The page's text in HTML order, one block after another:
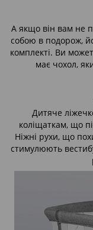
А якщо він вам не
собою в подорож,
комплекті. Ви
має чохол,
Дитяче
коліщаткам, що
Ніжні рухи, що
стимулюють